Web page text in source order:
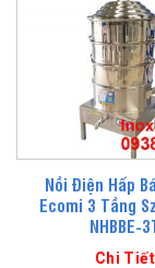
Nồi Điện Hấp
Ecomi 3 Tầng
NHBBE-
Chi Tiết